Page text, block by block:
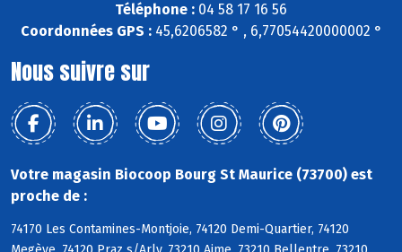
Téléphone : 04 58 17 16 56
Coordonnées GPS :45,6206582 ° , 6,77054420000002 °
Nous suivre sur
Votre magasin Biocoop Bourg St Maurice (73700) est
proche de :
74170 Les Contamines-Montjoie, 74120 Demi-Quartier, 74120